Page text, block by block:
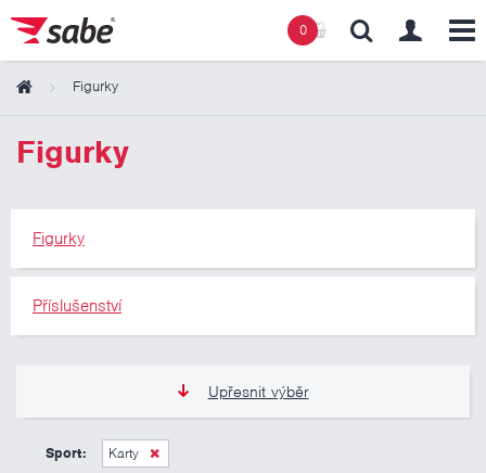
0
Figurky
Figurky
Figurky
Příslušenství
Upřesnit výběr
105 Kč
Sport: Karty
Obsah košíku